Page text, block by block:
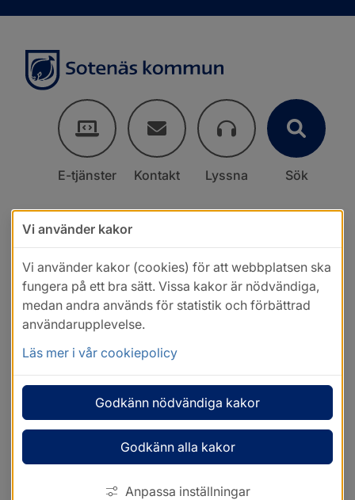
E-tjänster Kontakt Lyssna Sök
Vi använder kakor
Vi använder kakor (cookies) för att webbplatsen ska
fungera på ett bra sätt. Vissa kakor är nödvändiga,
medan andra används för statistik och förbättrad
användarupplevelse.
Läs mer i vår cookiepolicy
Godkänn nödvändiga kakor
Godkänn alla kakor
Anpassa inställningar